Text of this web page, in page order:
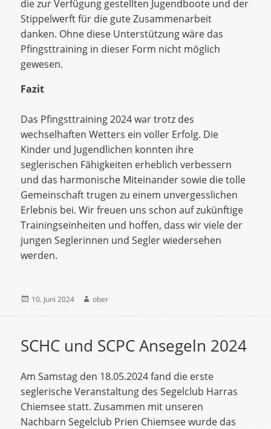
die zur Verfügung gestellten Jugendboote und der
Stippelwerft für die gute Zusammenarbeit
danken. Ohne diese Unterstützung wäre das
Pfingsttraining in dieser Form nicht möglich
gewesen.
Fazit
Das Pfingsttraining 2024 war trotz des
wechselhaften Wetters ein voller Erfolg. Die
Kinder und Jugendlichen konnten ihre
seglerischen Fähigkeiten erheblich verbessern
und das harmonische Miteinander sowie die tolle
Gemeinschaft trugen zu einem unvergesslichen
Erlebnis bei. Wir freuen uns schon auf zukünftige
Trainingseinheiten und hoffen, dass wir viele der
jungen Seglerinnen und Segler wiedersehen
werden.
Veröffentlicht
am
10. Juni 2024 Autor
ober
SCHC und SCPC Ansegeln 2024
Am Samstag den 18.05.2024 fand die erste
seglerische Veranstaltung des Segelclub Harras
Chiemsee statt. Zusammen mit unseren
Nachbarn Segelclub Prien Chiemsee wurde das